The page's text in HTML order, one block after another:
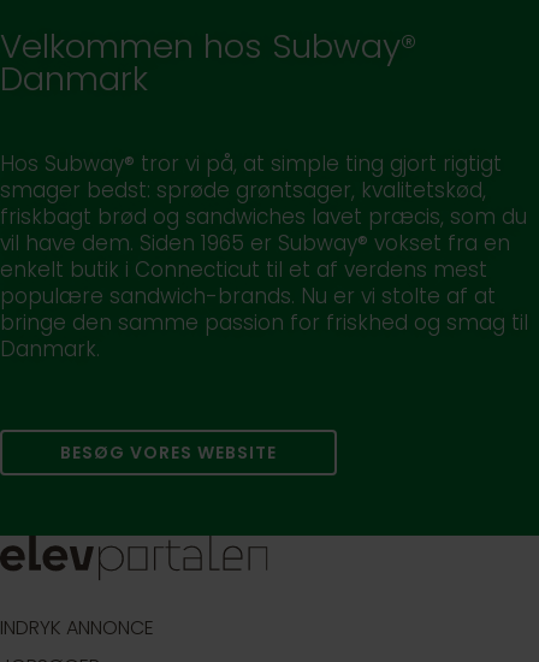
Velkommen hos Subway®
Danmark
Hos Subway® tror vi på, at simple ting gjort rigtigt
smager bedst: sprøde grøntsager, kvalitetskød,
friskbagt brød og sandwiches lavet præcis, som du
vil have dem. Siden 1965 er Subway® vokset fra en
enkelt butik i Connecticut til et af verdens mest
populære sandwich-brands. Nu er vi stolte af at
bringe den samme passion for friskhed og smag til
Danmark.
BESØG VORES WEBSITE
INDRYK ANNONCE